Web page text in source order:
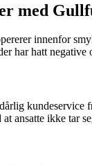
med
innenfor
har hatt
ansatte ikke tar